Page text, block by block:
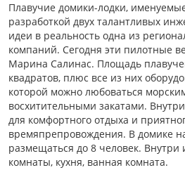
Плавучие домики-лодки,
разработкой двух талантливых
идеи в реальность одна из
компаний. Сегодня эти пилотные
Марина Салинас. Площадь
квадратов, плюс все из них
которой можно любоваться
восхитительными закатами.
для комфортного отдыха и
времяпрепровождения. В домике
размещаться до 8 человек.
комнаты, кухня, ванная комната.